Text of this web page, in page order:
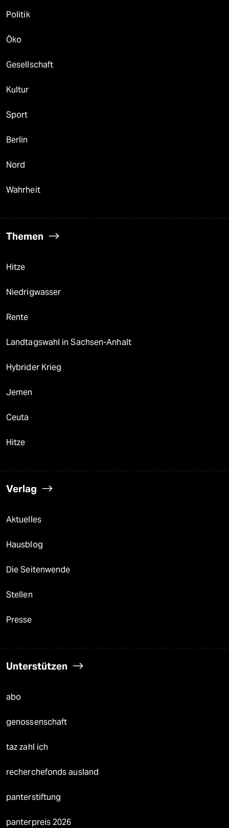
Politik
Öko
Gesellschaft
Kultur
Sport
Berlin
Nord
Wahrheit
Themen
Hitze
Niedrigwasser
Rente
Landtagswahl in Sachsen-Anhalt
Hybrider Krieg
Jemen
Ceuta
Hitze
Verlag
Aktuelles
Hausblog
Die Seitenwende
Stellen
Presse
Unterstützen
abo
genossenschaft
taz zahl ich
recherchefonds ausland
panterstiftung
panterpreis 2026